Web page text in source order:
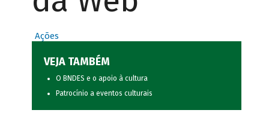
Ações
VEJA TAMBÉM
O BNDES e o apoio à cultura
Patrocínio a eventos culturais